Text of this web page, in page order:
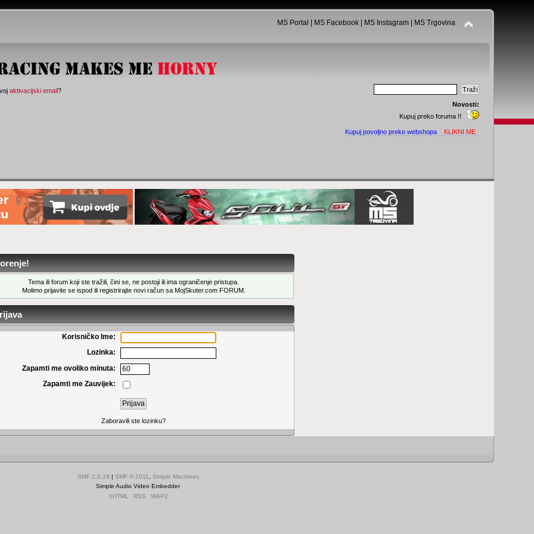
MS Portal MS Facebook| MS Instagram| MS Trgovina
aktivacijski email?
Novosti:
Kupuj preko foruma !!
Kupuj povoljno preko webshopa KLIKNI ME
Tema ili forum koji ste tražili, čini se, ne postoji ili ima ograničenje pristupa.
Molimo prijavite se ispod ili registrirajte novi računsa MojSkuter.com FORUM.
Korisničko Ime:
Lozinka:
Zapamti me ovoliko minuta:
Zapamti me Zauvijek:
Zaboravili ste lozinku?
SMF 2.0.19 | SMF © 2011
Simple Machines
Simple Audio Video Embedder
XHTML
RSS WAP2